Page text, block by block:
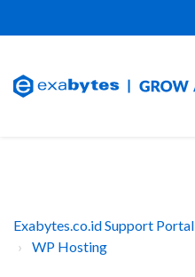
Exabytes.co.id Support Portal
WP Hosting